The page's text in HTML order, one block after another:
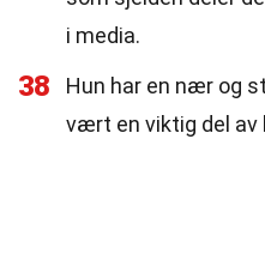
i media.
38
Hun har en nær og
vært en viktig del av